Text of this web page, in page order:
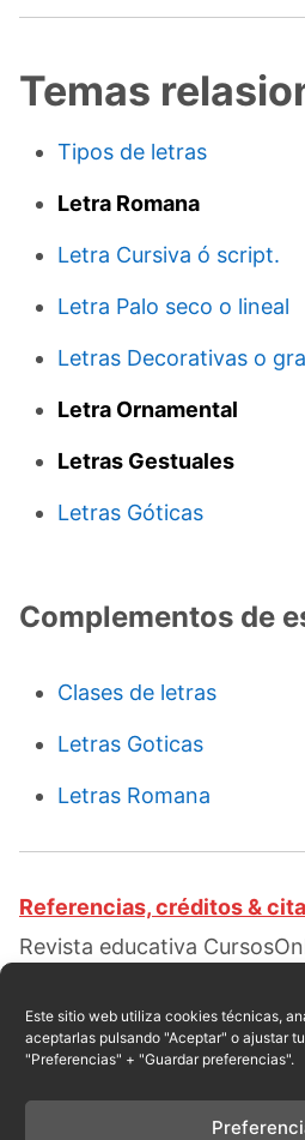
Este sitio web utiliza cookies técnicas,
aceptarlas pulsando "Aceptar" o ajustar
"Preferencias" + "Guardar preferencias".
Temas
Tipos de letras
Letra Romana
Letra Cursiva ó script.
Letra Palo seco o lineal
Letras Decorativas o
Letra Ornamental
Letras Gestuales
Letras Góticas
Complementos de
Clases de letras
Letras Goticas
Letras Romana
Referencias, créditos &
Revista educativa
Caligraficas. Escrito por:
Obtenido en fecha 08,
https://
caligraficas.html